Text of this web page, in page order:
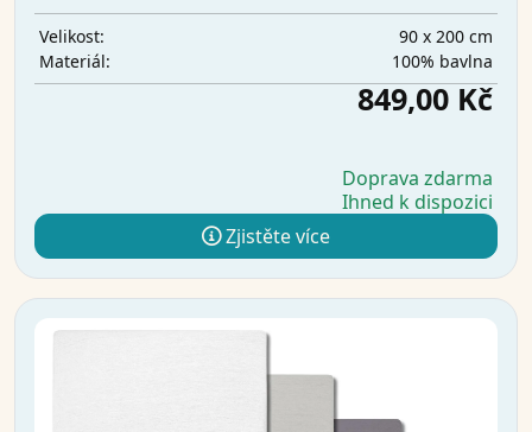
Velikost:
90 x 200 cm
Materiál:
100% bavlna
849,00 Kč
Doprava zdarma
Ihned k dispozici
Zjistěte více